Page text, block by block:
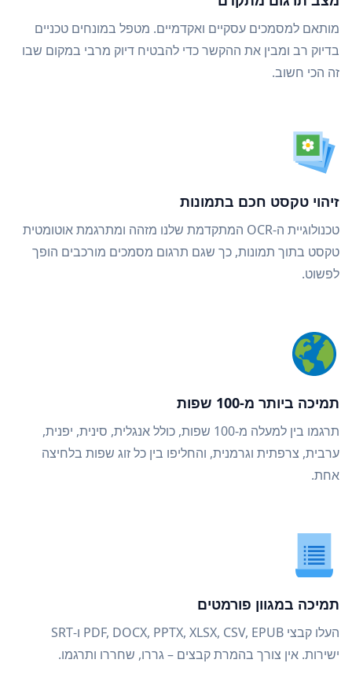
מותאם למסמכים עסקיים ואקדמיים. מטפל במונחים טכניים
בדיוק רב ומבין את ההקשר כדי להבטיח דיוק מרבי במקום שבו
זה הכי חשוב.
זיהוי טקסט חכם בתמונות
טכנולוגיית ה-OCR המתקדמת שלנו מזהה ומתרגמת אוטומטית
טקסט בתוך תמונות, כך שגם תרגום מסמכים מורכבים הופך
לפשוט.
תמיכה ביותר מ-100 שפות
תרגמו בין למעלה מ-100 שפות, כולל אנגלית, סינית, יפנית,
ערבית, צרפתית וגרמנית, והחליפו בין כל זוג שפות בלחיצה
אחת.
תמיכה במגוון פורמטים
העלו קבצי PDF, DOCX, PPTX, XLSX, CSV, EPUB ו-SRT
ישירות. אין צורך בהמרת קבצים – גררו, שחררו ותרגמו.